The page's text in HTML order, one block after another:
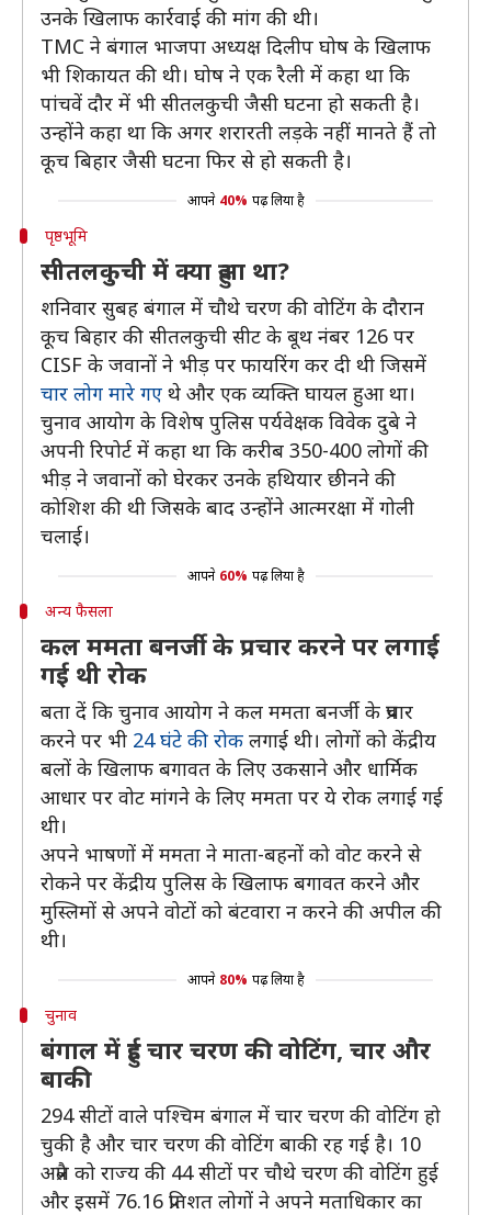
उनके खिलाफ कार्रवाई की मांग की थी।
TMC ने बंगाल भाजपा अध्यक्ष दिलीप घोष के खिलाफ
भी शिकायत की थी। घोष ने एक रैली में कहा था कि
पांचवें दौर में भी सीतलकुची जैसी घटना हो सकती है।
उन्होंने कहा था कि अगर शरारती लड़के नहीं मानते हैं तो
कूच बिहार जैसी घटना फिर से हो सकती है।
आपने 40% पढ़ लिया है
पृष्ठभूमि
सीतलकुची में क्या हुआ था?
शनिवार सुबह बंगाल में चौथे चरण की वोटिंग के दौरान
कूच बिहार की सीतलकुची सीट के बूथ नंबर 126 पर
CISF के जवानों ने भीड़ पर फायरिंग कर दी थी जिसमें
चार लोग मारे गए थे और एक व्यक्ति घायल हुआ था।
चुनाव आयोग के विशेष पुलिस पर्यवेक्षक विवेक दुबे ने
अपनी रिपोर्ट में कहा था कि करीब 350-400 लोगों की
भीड़ ने जवानों को घेरकर उनके हथियार छीनने की
कोशिश की थी जिसके बाद उन्होंने आत्मरक्षा में गोली
चलाई।
आपने 60% पढ़ लिया है
अन्य फैसला
कल ममता बनर्जी के प्रचार करने पर लगाई
गई थी रोक
बता दें कि चुनाव आयोग ने कल ममता बनर्जी के प्रचार
करने पर भी 24 घंटे की रोक लगाई थी। लोगों को केंद्रीय
बलों के खिलाफ बगावत के लिए उकसाने और धार्मिक
आधार पर वोट मांगने के लिए ममता पर ये रोक लगाई गई
थी।
अपने भाषणों में ममता ने माता-बहनों को वोट करने से
रोकने पर केंद्रीय पुलिस के खिलाफ बगावत करने और
मुस्लिमों से अपने वोटों को बंटवारा न करने की अपील की
थी।
आपने 80% पढ़ लिया है
चुनाव
बंगाल में हुई चार चरण की वोटिंग, चार और
बाकी
294 सीटों वाले पश्चिम बंगाल में चार चरण की वोटिंग हो
चुकी है और चार चरण की वोटिंग बाकी रह गई है। 10
अप्रैल को राज्य की 44 सीटों पर चौथे चरण की वोटिंग हुई
और इसमें 76.16 प्रतिशत लोगों ने अपने मताधिकार का